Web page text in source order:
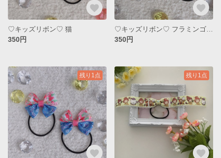
♡キッズリボン♡ 猫
350円
350円
残り1点 残り1点